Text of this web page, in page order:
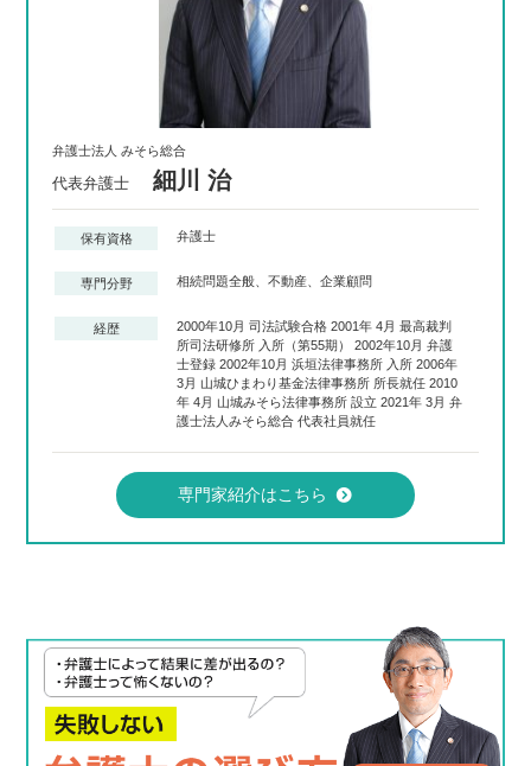
弁護士法人 みそら総合
代表弁護士 細川 治
保有資格 弁護士
専門分野 相続問題全般、不動産、企業顧問
経歴
2000年10月 司法試験合格 2001年 4月 最高裁判
所司法研修所 入所（第55期） 2002年10月 弁護
士登録 2002年10月 浜垣法律事務所 入所 2006年
3月 山城ひまわり基金法律事務所 所長就任 2010
年 4月 山城みそら法律事務所 設立 2021年 3月 弁
護士法人みそら総合 代表社員就任
専門家紹介はこちら